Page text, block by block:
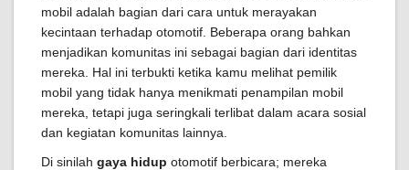
mobil adalah bagian dari cara untuk merayakan
kecintaan terhadap otomotif. Beberapa orang bahkan
menjadikan komunitas ini sebagai bagian dari identitas
mereka. Hal ini terbukti ketika kamu melihat pemilik
mobil yang tidak hanya menikmati penampilan mobil
mereka, tetapi juga seringkali terlibat dalam acara sosial
dan kegiatan komunitas lainnya.
Di sinilah gaya hidup otomotif berbicara; mereka